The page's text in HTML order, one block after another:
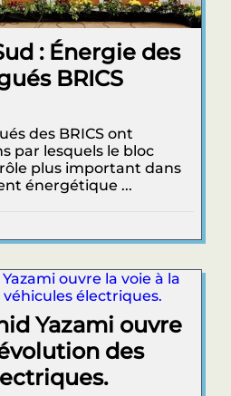
: Énergie des
BRICS
des BRICS ont
par lesquels le bloc
plus important dans
énergétique ...
Yazami ouvre
des